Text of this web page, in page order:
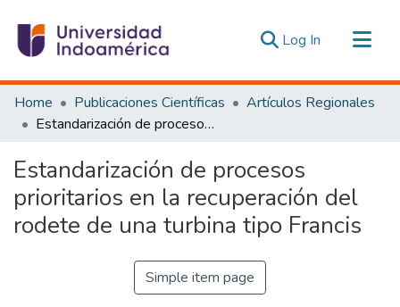
Log In (current)
Communities & Collections
All of DSpace
Estadísticas Externas
Home Publicaciones Científicas
Artículos Regionales
Estandarización de procesos prioritarios en la recuperación del rodete de una turbina tipo Francis
Estandarización de procesos
prioritarios en la recuperación del
rodete de una turbina tipo Francis
Simple item page